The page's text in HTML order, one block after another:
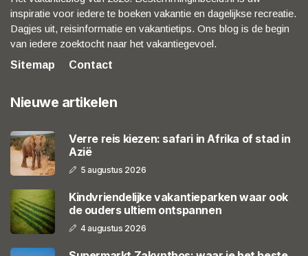
inspiratie voor iedere te boeken vakantie en dagelijkse recreatie.
Dagjes uit, reisinformatie en vakantietips. Ons blog is de begin
van iedere zoektocht naar het vakantiegevoel.
Sitemap
Contact
Nieuwe artikelen
Verre reis kiezen: safari in Afrika of stad in
Azië
5 augustus 2026
Kindvriendelijke vakantieparken waar ook
de ouders ultiem ontspannen
4 augustus 2026